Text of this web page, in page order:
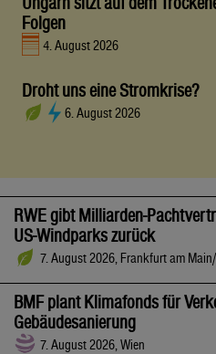
Folgen
4. August 2026
Droht uns eine Stromkrise?
6. August 2026
RWE gibt Milliarden-
US-Windparks zurück
7. August 2026, Frankfurt am
BMF plant Klimafonds für
Gebäudesanierung
7. August 2026, Wien